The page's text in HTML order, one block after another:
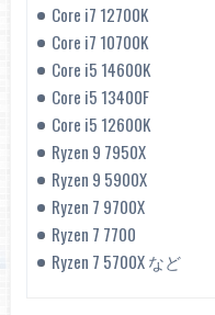
Core i7 12700K
Core i7 10700K
Core i5 14600K
Core i5 13400F
Core i5 12600K
Ryzen 9 7950X
Ryzen 9 5900X
Ryzen 7 9700X
Ryzen 7 7700
Ryzen 7 5700X など